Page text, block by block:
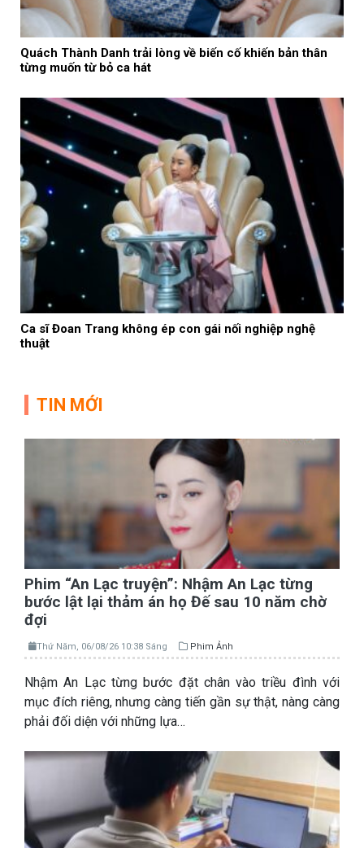
Quách Thành Danh trải lòng về biến cố khiến bản thân
từng muốn từ bỏ ca hát
Ca sĩ Đoan Trang không ép con gái nối nghiệp nghệ
thuật
TIN MỚI
Phim “An Lạc truyện”: Nhậm An Lạc từng
bước lật lại thảm án họ Đế sau 10 năm chờ
đợi
Thứ Năm, 06/08/26 10:38 Sáng Phim Ảnh
Nhậm An Lạc từng bước đặt chân vào triều đình với
mục đích riêng, nhưng càng tiến gần sự thật, nàng càng
phải đối diện với những lựa…